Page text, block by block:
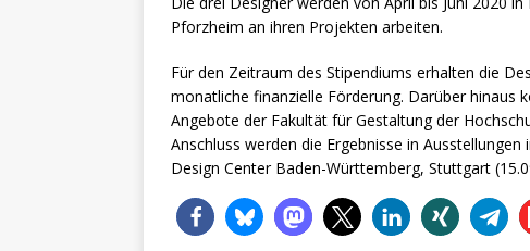
Pforzheim an ihren Projekten arbeiten.
Für den Zeitraum des Stipendiums erhalten die
monatliche finanzielle Förderung. Darüber hinaus
Angebote der Fakultät für Gestaltung der
Anschluss werden die Ergebnisse in
Design Center Baden-Württemberg, Stuttgart